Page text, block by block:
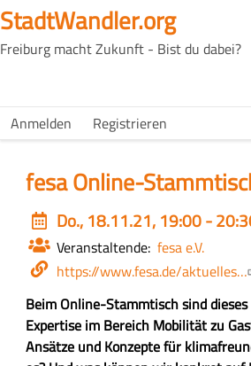
Direkt
zum
Inhalt
StadtWandler.org
Freiburg macht Zukunft - Bist du dabei?
Main
H4C
USER
Anmelden Registrieren
fesa Online-
Event
date
Do., 18.11.21, 19:00 -
Veranstaltende fesa e.V.
Webseite
https://www.fesa.de/aktuelles…
Z
u
s
Beim Online-Stammtisch sind
Expertise im Bereich Mobilität zu
Ansätze und Konzepte für